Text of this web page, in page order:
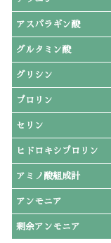
アスパラギン酸
グルタミン酸
グリシン
プロリン
セリン
ヒドロキシプロリン
アミノ酸組成計
アンモニア
剰余アンモニア